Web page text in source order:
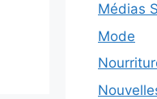
Médias
Mode